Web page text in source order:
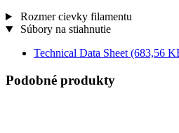
Rozmer cievky filamentu
Súbory na stiahnutie
Technical Data Sheet (683,56
Podobné produkty